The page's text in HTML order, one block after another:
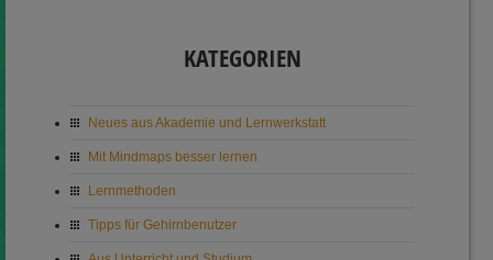
KATEGORIEN
Neues aus Akademie und Lernwerkstatt
Mit Mindmaps besser lernen
Lernmethoden
Tipps für Gehirnbenutzer